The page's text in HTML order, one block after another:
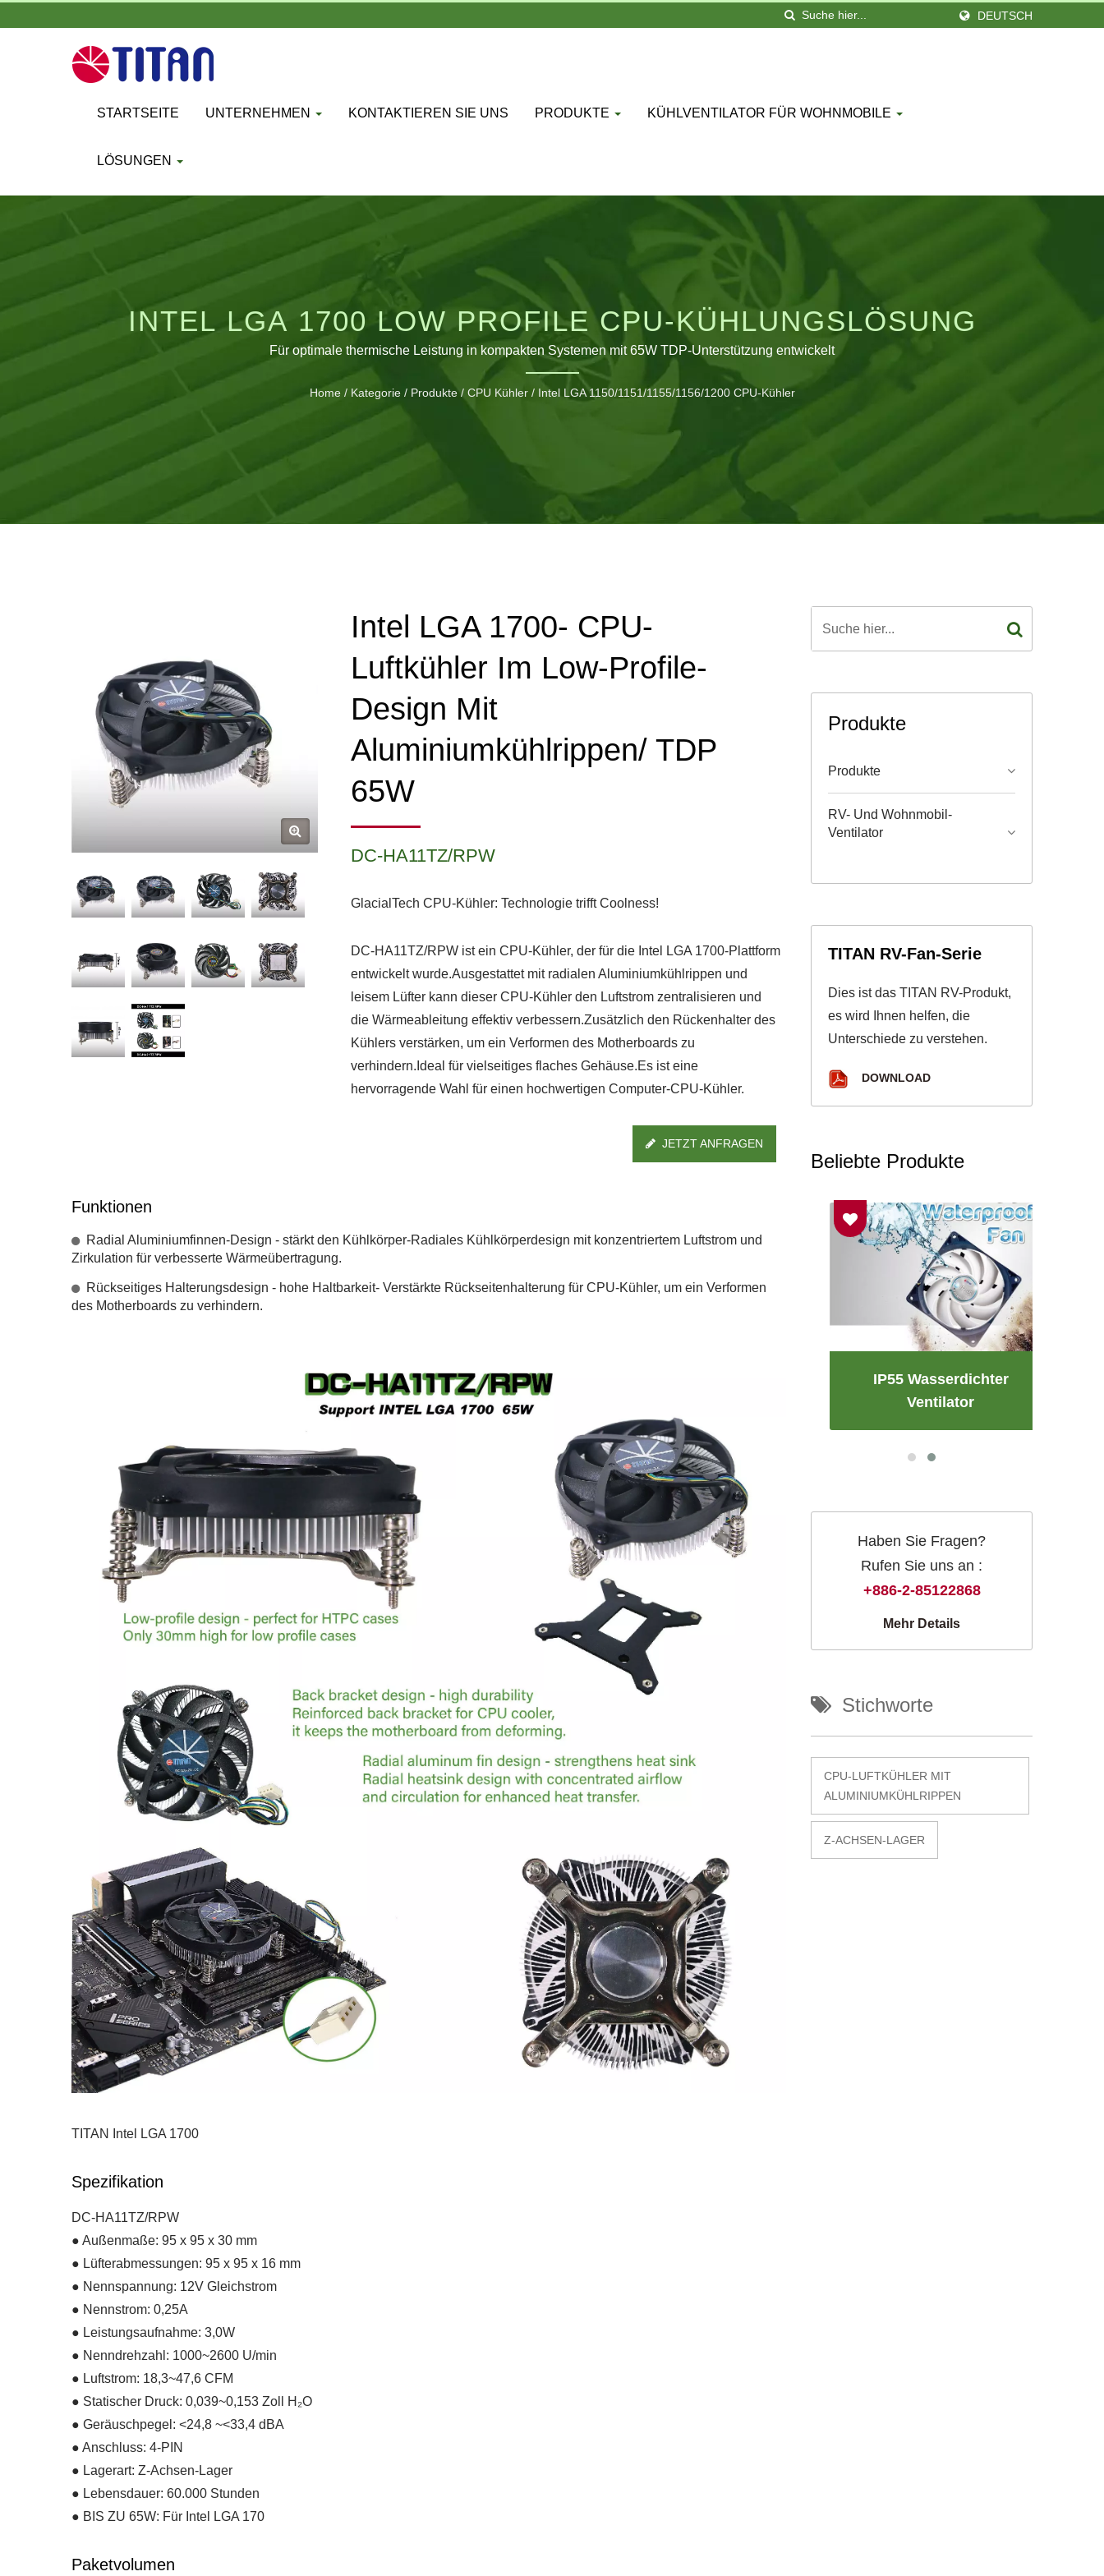
DEUTSCH
STARTSEITE UNTERNEHMEN KONTAKTIEREN SIE UNS PRODUKTE KÜHLVENTILATOR FÜR WOHNMOBILE
LÖSUNGEN
INTEL LGA 1700 LOW PROFILE CPU-KÜHLUNGSLÖSUNG
Für optimale thermische Leistung in kompakten Systemen mit 65W TDP-Unterstützung entwickelt
Home / Kategorie / Produkte / CPU Kühler / Intel LGA 1150/1151/1155/1156/1200 CPU-Kühler
Intel LGA 1700- CPU-
Luftkühler Im Low-Profile-
Design Mit
Aluminiumkühlrippen/ TDP
65W
DC-HA11TZ/RPW
GlacialTech CPU-Kühler: Technologie trifft Coolness!
DC-HA11TZ/RPW ist ein CPU-Kühler, der für die Intel LGA 1700-Plattform
entwickelt wurde.Ausgestattet mit radialen Aluminiumkühlrippen und
leisem Lüfter kann dieser CPU-Kühler den Luftstrom zentralisieren und
die Wärmeableitung effektiv verbessern.Zusätzlich den Rückenhalter des
Kühlers verstärken, um ein Verformen des Motherboards zu
verhindern.Ideal für vielseitiges flaches Gehäuse.Es ist eine
hervorragende Wahl für einen hochwertigen Computer-CPU-Kühler.
JETZT ANFRAGEN
Funktionen
Radial Aluminiumfinnen-Design - stärkt den Kühlkörper-Radiales Kühlkörperdesign mit konzentriertem Luftstrom und
Zirkulation für verbesserte Wärmeübertragung.
Rückseitiges Halterungsdesign - hohe Haltbarkeit- Verstärkte Rückseitenhalterung für CPU-Kühler, um ein Verformen
des Motherboards zu verhindern.
TITAN Intel LGA 1700
Spezifikation
DC-HA11TZ/RPW
● Außenmaße: 95 x 95 x 30 mm
● Lüfterabmessungen: 95 x 95 x 16 mm
● Nennspannung: 12V Gleichstrom
● Nennstrom: 0,25A
● Leistungsaufnahme: 3,0W
● Nenndrehzahl: 1000~2600 U/min
● Luftstrom: 18,3~47,6 CFM
● Statischer Druck: 0,039~0,153 Zoll H₂O
● Geräuschpegel: <24,8 ~<33,4 dBA
● Anschluss: 4-PIN
● Lagerart: Z-Achsen-Lager
● Lebensdauer: 60.000 Stunden
● BIS ZU 65W: Für Intel LGA 170
Paketvolumen
Produkte
Produkte
RV- Und Wohnmobil-
Ventilator
TITAN RV-Fan-Serie
Dies ist das TITAN RV-Produkt,
es wird Ihnen helfen, die
Unterschiede zu verstehen.
DOWNLOAD
Beliebte Produkte
IP55 Wasserdichter
Ventilator
IP55 Wasserdichter
Ventilator
Haben Sie Fragen?
Rufen Sie uns an :
+886-2-85122868
Mehr Details
Stichworte
CPU-LUFTKÜHLER MIT
ALUMINIUMKÜHLRIPPEN
Z-ACHSEN-LAGER